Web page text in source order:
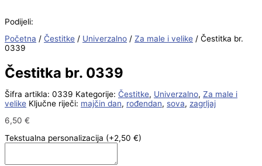
Podijeli:
Početna / Čestitke / Univerzalno / Za male i velike / Čestitka br.
0339
Čestitka br. 0339
Šifra artikla: 0339 Kategorije: Čestitke, Univerzalno, Za male i
velike Ključne riječi: majčin dan, rođendan, sova, zagrljaj
6,50 €
Tekstualna personalizacija (+2,50 €)